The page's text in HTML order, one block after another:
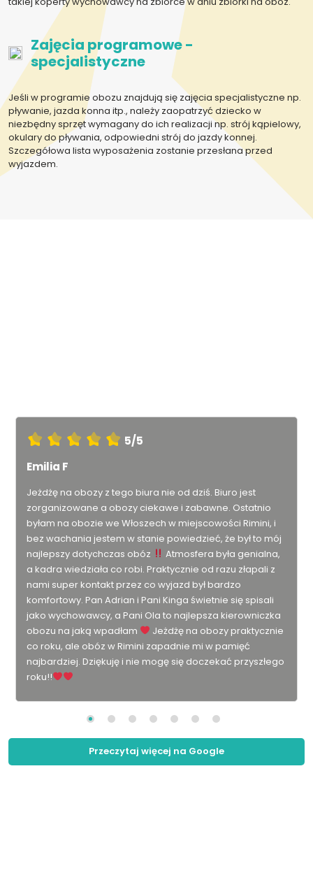
Zajęcia programowe -
specjalistyczne
Jeśli w programie obozu znajdują się zajęcia specjalistyczne np.
pływanie, jazda konna itp., należy zaopatrzyć dziecko w
niezbędny sprzęt wymagany do ich realizacji np. strój kąpielowy,
okulary do pływania, odpowiedni strój do jazdy konnej.
Szczegółowa lista wyposażenia zostanie przesłana przed
wyjazdem.
5/5
Emilia F
Jeżdżę na obozy z tego biura nie od dziś. Biuro jest
zorganizowane a obozy ciekawe i zabawne. Ostatnio
byłam na obozie we Włoszech w miejscowości Rimini, i
bez wachania jestem w stanie powiedzieć, że był to mój
najlepszy dotychczas obóz
Atmosfera była genialna,
a kadra wiedziała co robi. Praktycznie od razu złapali z
nami super kontakt przez co wyjazd był bardzo
komfortowy. Pan Adrian i Pani Kinga świetnie się spisali
jako wychowawcy, a Pani Ola to najlepsza kierowniczka
obozu na jaką wpadłam
Jeżdżę na obozy praktycznie
co roku, ale obóz w Rimini zapadnie mi w pamięć
najbardziej. Dziękuję i nie mogę się doczekać przyszłego
roku!!
Przeczytaj więcej na Google